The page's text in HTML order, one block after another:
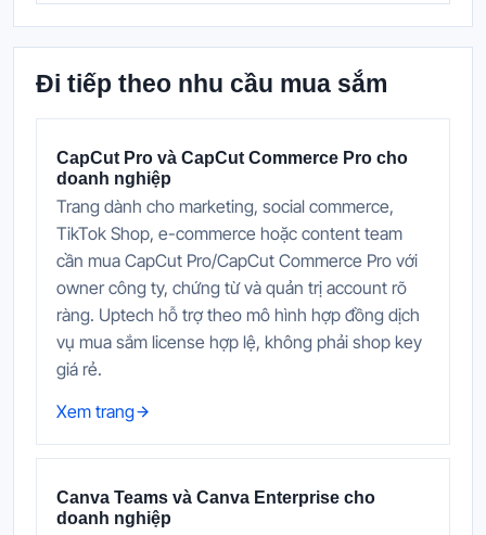
Đi tiếp theo nhu cầu mua sắm
CapCut Pro và CapCut Commerce Pro cho
doanh nghiệp
Trang dành cho marketing, social commerce,
TikTok Shop, e-commerce hoặc content team
cần mua CapCut Pro/CapCut Commerce Pro với
owner công ty, chứng từ và quản trị account rõ
ràng. Uptech hỗ trợ theo mô hình hợp đồng dịch
vụ mua sắm license hợp lệ, không phải shop key
giá rẻ.
Xem trang
Canva Teams và Canva Enterprise cho
doanh nghiệp